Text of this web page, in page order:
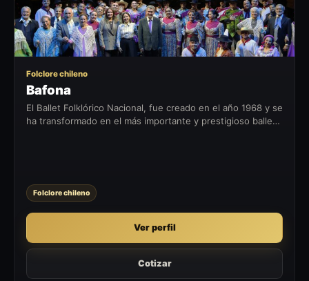
Folclore chileno
Bafona
El Ballet Folklórico Nacional, fue creado en el año 1968 y se
ha transformado en el más importante y prestigioso ballet
Folclore chileno
Ver perfil
Cotizar